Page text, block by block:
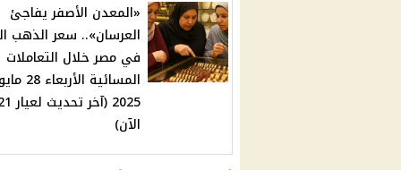
«المعدن الأصفر يفاجئ
العرسان».. سعر الذهب
في مصر خلال التعاملات
المسائية الأربعاء
2025 (آخر
الآن)